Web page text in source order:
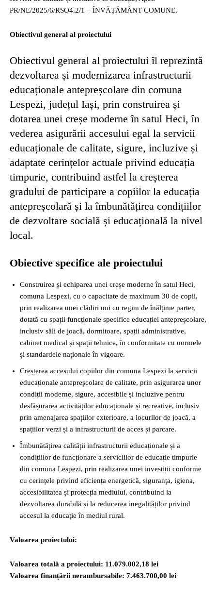
PR/NE/2025/6/RSO4.2/1 – ÎNVĂȚĂMÂNT COMUNE.
Obiectivul general al proiectului
Obiectivul general al proiectului îl reprezintă
dezvoltarea și modernizarea infrastructurii
educaționale antepreșcolare din comuna
Lespezi, județul Iași, prin construirea și
dotarea unei creșe moderne în satul Heci, în
vederea asigurării accesului egal la servicii
educaționale de calitate, sigure, incluzive și
adaptate cerințelor actuale privind educația
timpurie, contribuind astfel la creșterea
gradului de participare a copiilor la educația
antepreșcolară și la îmbunătățirea condițiilor
de dezvoltare socială și educațională la nivel
local.
Obiective specifice ale proiectului
Construirea și echiparea unei creșe moderne în satul Heci,
comuna Lespezi, cu o capacitate de maximum 30 de copii,
prin realizarea unei clădiri noi cu regim de înălțime parter,
dotată cu spații funcționale specifice educației antepreșcolare,
inclusiv săli de joacă, dormitoare, spații administrative,
cabinet medical și spații tehnice, în conformitate cu normele
și standardele naționale în vigoare.
Creșterea accesului copiilor din comuna Lespezi la servicii
educaționale antepreșcolare de calitate, prin asigurarea unor
condiții moderne, sigure, accesibile și incluzive pentru
desfășurarea activităților educaționale și recreative, inclusiv
prin amenajarea spațiilor exterioare, a locurilor de joacă, a
spațiilor verzi și a infrastructurii de acces și parcare.
Îmbunătățirea calității infrastructurii educaționale și a
condițiilor de funcționare a serviciilor de educație timpurie
din comuna Lespezi, prin realizarea unei investiții conforme
cu cerințele privind eficiența energetică, siguranța, igiena,
accesibilitatea și protecția mediului, contribuind la
dezvoltarea durabilă și la reducerea inegalităților privind
accesul la educație în mediul rural.
Valoarea proiectului:
Valoarea totală a proiectului: 11.079.002,18 lei
Valoarea finanțării nerambursabile: 7.463.700,00 lei